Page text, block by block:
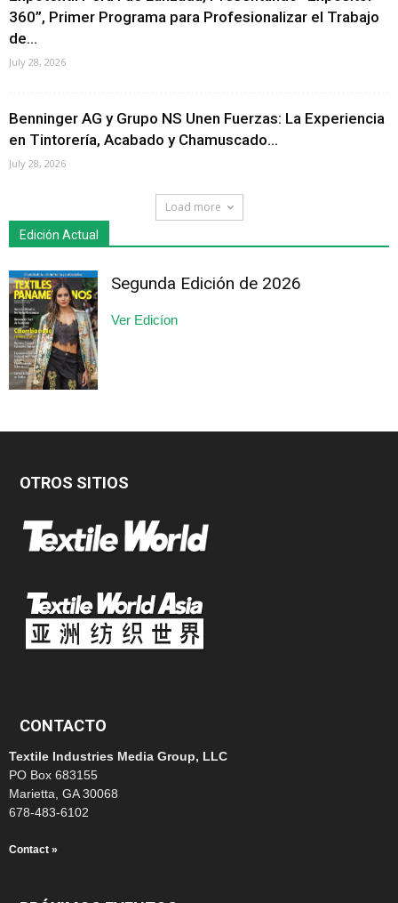
360”, Primer Programa para Profesionalizar el Trabajo
de...
July 28, 2026
Benninger AG y Grupo NS Unen Fuerzas: La Experiencia
en Tintorería, Acabado y Chamuscado...
July 28, 2026
Load more
Edición Actual
Segunda Edición de 2026
Ver Edicíon
OTROS SITIOS
CONTACTO
Textile Industries Media Group, LLC
PO Box 683155
Marietta, GA 30068
678-483-6102
Contact »